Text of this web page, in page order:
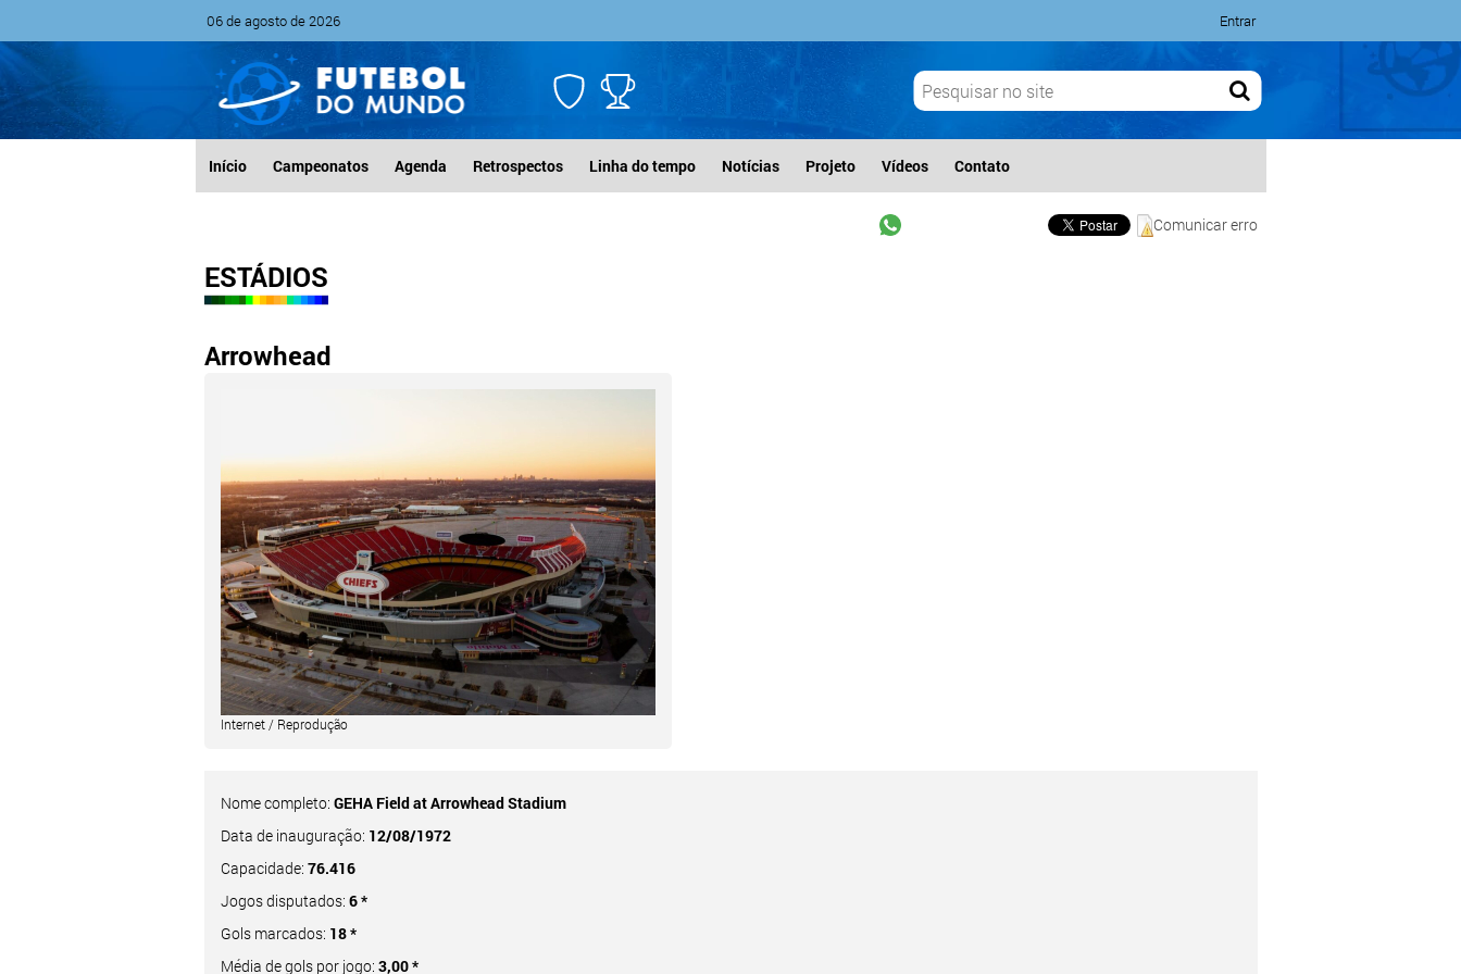
06 de agosto de 2026 Entrar
Início Campeonatos Agenda Retrospectos Linha do tempo Notícias Projeto Vídeos Contato
Comunicar erro
ESTÁDIOS
Arrowhead
Internet / Reprodução
Nome completo: GEHA Field at Arrowhead Stadium
Data de inauguração: 12/08/1972
Capacidade: 76.416
Jogos disputados: 6 *
Gols marcados: 18 *
Média de gols por jogo: 3,00 *